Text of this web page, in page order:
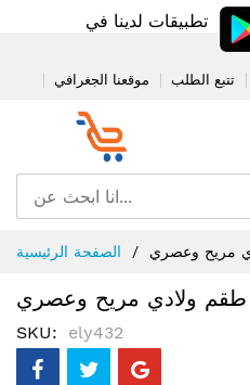
تطبيقات لدينا في
موقعنا الجغرافي تتبع الطلب
إلى
الصفحة الرئيسية مريح وعصري
طقم ولادي مريح وعصري
SKU ely432